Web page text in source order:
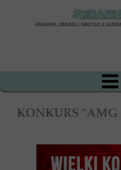
KONKURS